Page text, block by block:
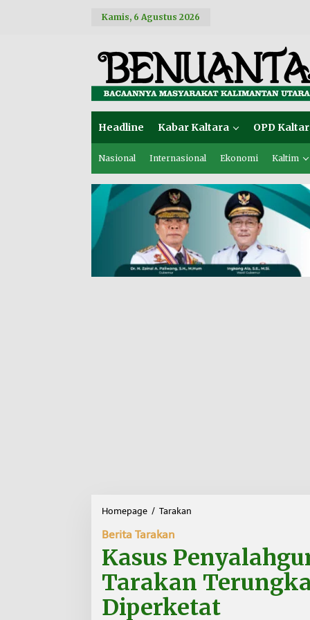
Kamis, 6 Agustus 2026
Headline Kabar Kaltara OPD
Nasional Internasional Ekonomi Kaltim
Homepage / Tarakan
s
n
y
Berita Tarakan
Kasus
Tarakan
Diperketat